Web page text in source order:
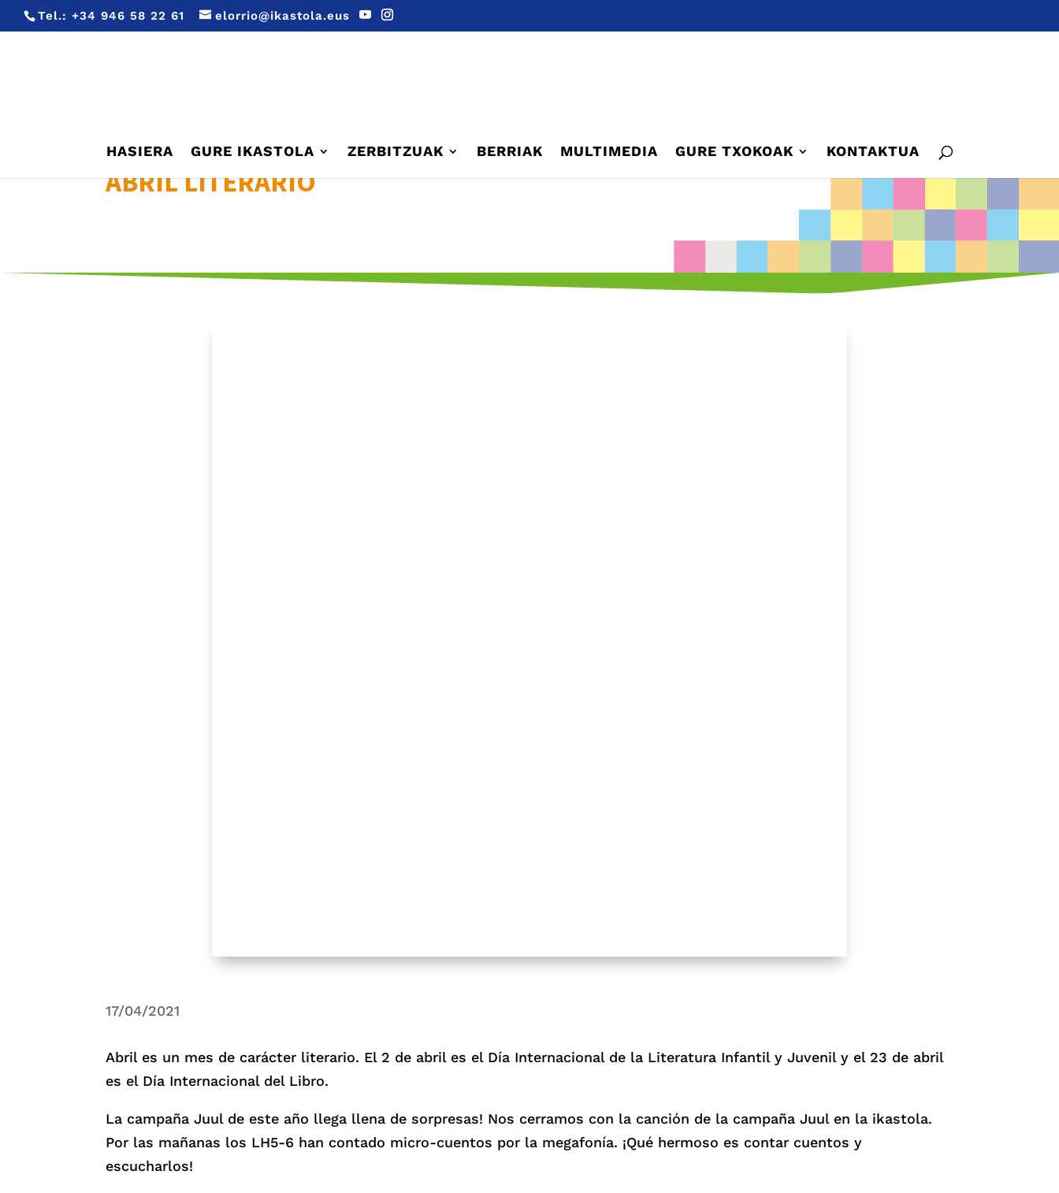
Tel.: +34 946 58 22 61 elorrio@ikastola.eus
HASIERA GURE IKASTOLA ZERBITZUAK BERRIAK MULTIMEDIA GURE TXOKOAK KONTAKTUA
ABRIL LITERARIO
17/04/2021
Abril es un mes de carácter literario. El 2 de abril es el Día Internacional de la Literatura Infantil y Juvenil y el 23 de abril
es el Día Internacional del Libro.
La campaña Juul de este año llega llena de sorpresas! Nos cerramos con la canción de la campaña Juul en la ikastola.
Por las mañanas los LH5-6 han contado micro-cuentos por la megafonía. ¡Qué hermoso es contar cuentos y
escucharlos!